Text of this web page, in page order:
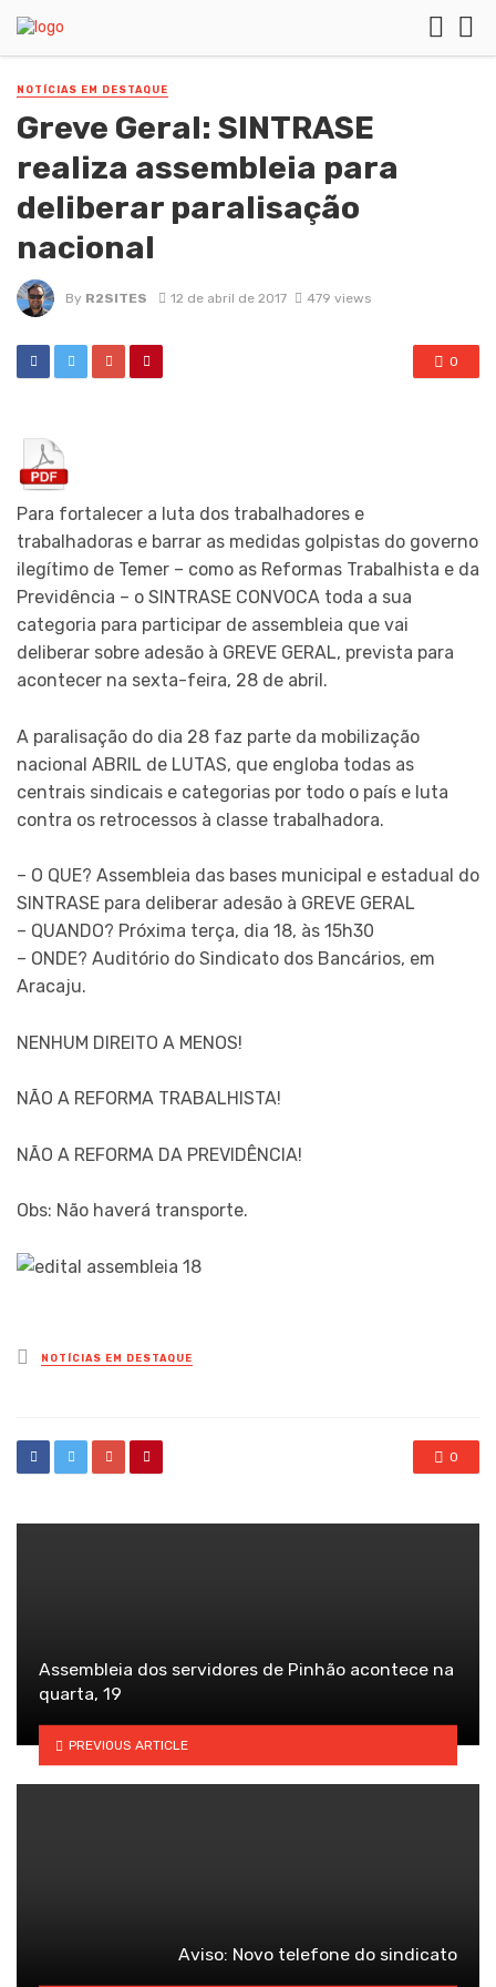
NOTÍCIAS EM DESTAQUE
Greve Geral: SINTRASE
realiza assembleia para
deliberar paralisação
nacional
By R2SITES 12 de abril de 2017 479 views
0
Para fortalecer a luta dos trabalhadores e
trabalhadoras e barrar as medidas golpistas do governo
ilegítimo de Temer – como as Reformas Trabalhista e da
Previdência – o SINTRASE CONVOCA toda a sua
categoria para participar de assembleia que vai
deliberar sobre adesão à GREVE GERAL, prevista para
acontecer na sexta-feira, 28 de abril.
A paralisação do dia 28 faz parte da mobilização
nacional ABRIL de LUTAS, que engloba todas as
centrais sindicais e categorias por todo o país e luta
contra os retrocessos à classe trabalhadora.
– O QUE? Assembleia das bases municipal e estadual do
SINTRASE para deliberar adesão à GREVE GERAL
– QUANDO? Próxima terça, dia 18, às 15h30
– ONDE? Auditório do Sindicato dos Bancários, em
Aracaju.
NENHUM DIREITO A MENOS!
NÃO A REFORMA TRABALHISTA!
NÃO A REFORMA DA PREVIDÊNCIA!
Obs: Não haverá transporte.
Posted
in
NOTÍCIAS EM DESTAQUE
0
Assembleia dos servidores de Pinhão acontece na
quarta, 19
PREVIOUS ARTICLE
Aviso: Novo telefone do sindicato